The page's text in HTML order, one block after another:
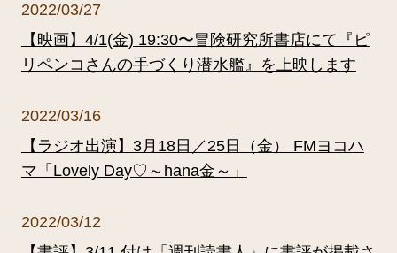
2022/03/27
【映画】4/1(金) 19:30〜冒険研究所書店にて『ピ
リペンコさんの手づくり潜水艦』を上映します
2022/03/16
【ラジオ出演】3月18日／25日（金） FMヨコハ
マ「Lovely Day♡～hana金～」
2022/03/12